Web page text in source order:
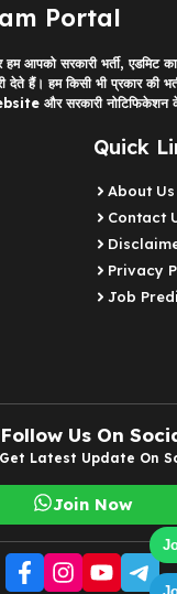
Portal
आपको सरकारी भर्ती, एडमिट
हैं। हम किसी भी प्रकार की
और सरकारी नोटिफिकेशन
Quick
About Us
Contact
Privacy
Job
Follow Us On
Get Latest Update On
Join Now